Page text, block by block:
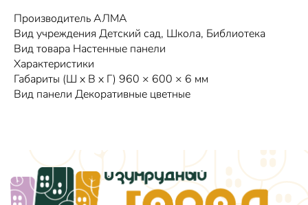
Производитель АЛМА
Вид учреждения Детский сад, Школа, Библиотека
Вид товара Настенные панели
Характеристики
Габариты (Ш х В х Г) 960 × 600 × 6 мм
Вид панели Декоративные цветные